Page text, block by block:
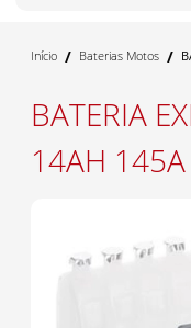
Início / Baterias Motos /
BATERIA
14AH 145A